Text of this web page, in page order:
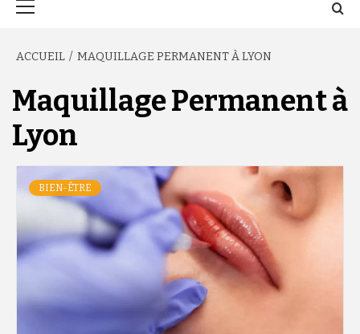
ACCUEIL MAQUILLAGE PERMANENT À LYON
Maquillage Permanent à
Lyon
BIEN-ÊTRE